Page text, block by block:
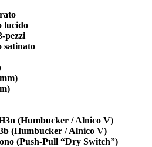
lucido
pezzi
satinato
(Humbucker / Alnico V)
(Humbucker / Alnico V)
(Push-Pull “Dry Switch”)